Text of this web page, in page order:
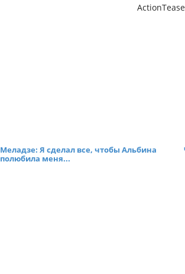
Меладзе: Я сделал все, чтобы Альбина
полюбила меня...